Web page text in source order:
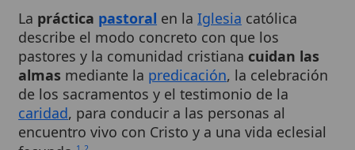
pastores y la comunidad cristianacuidan las
almasmediante la predicación, la celebración
de los sacramentos y el testimonio de la
caridad , para conducir a las personas al
encuentro vivo con Cristo y a una vida eclesial
fecunda.
2